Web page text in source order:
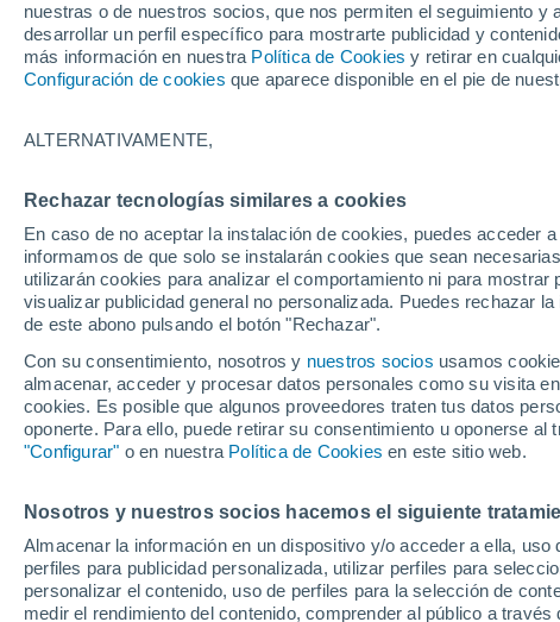
nuestras o de nuestros socios, que nos permiten el seguimiento
desarrollar un perfil específico para mostrarte publicidad y
más información en nuestra Política de Cookies y retirar en
Configuración de cookies que aparece disponible en el pie de
ALTERNATIVAMENTE,
Rechazar tecnologías similares a cookies
En caso de no aceptar la instalación de cookies, puedes acceder
informamos de que solo se instalarán cookies que sean
utilizarán cookies para analizar el comportamiento ni para
visualizar publicidad general no personalizada. Puedes rechazar
de este abono pulsando el botón "Rechazar".
Con su consentimiento, nosotros y nuestros socios usamos
almacenar, acceder y procesar datos personales como su visita
cookies. Es posible que algunos proveedores traten tus datos
oponerte. Para ello, puede retirar su consentimiento u oponerse
"Configurar" o en nuestra Política de Cookies en este sitio web.
Nosotros y nuestros socios hacemos el siguiente
Almacenar la información en un dispositivo y/o acceder a ella,
perfiles para publicidad personalizada, utilizar perfiles para
personalizar el contenido, uso de perfiles para la selección de
medir el rendimiento del contenido, comprender al público a
Hoy, 6 agosto Todo el día Símbolo
11°
Kajaani
18°
11°
11°
Paltamo
12°
Vaala